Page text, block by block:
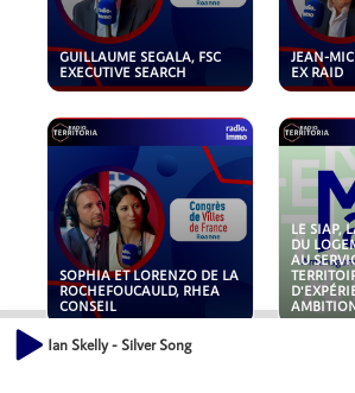
GUILLAUME SEGALA, FSC
EXECUTIVE SEARCH
JEAN-
EX RAID
SOPHIA ET LORENZO DE LA
ROCHEFOUCAULD, RHEA
CONSEIL
LE SIAP,
DU
AU
Ian Skelly - Silver Song